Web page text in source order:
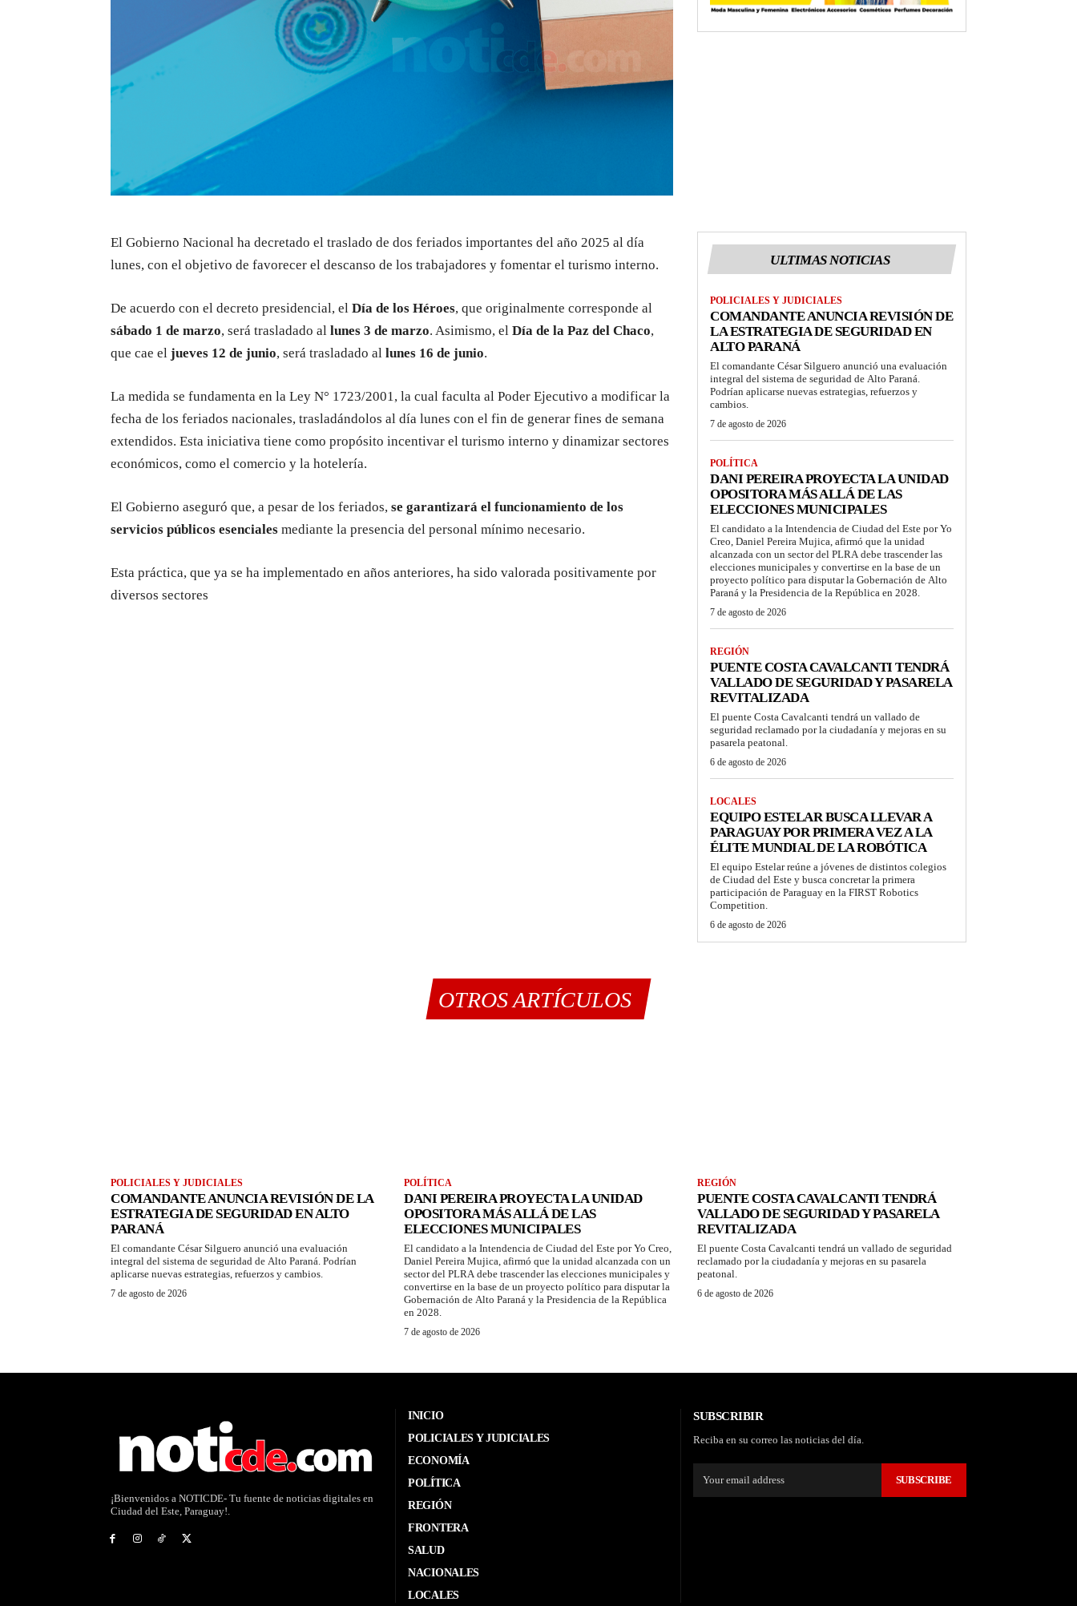
El Gobierno Nacional ha decretado el traslado de dos feriados importantes del año 2025 al día
lunes, con el objetivo de favorecer el descanso de los trabajadores y fomentar el turismo interno.
De acuerdo con el decreto presidencial, el Día de los Héroes, que originalmente corresponde al
sábado 1 de marzo, será trasladado al lunes 3 de marzo. Asimismo, el Día de la Paz del Chaco,
que cae el jueves 12 de junio, será trasladado al lunes 16 de junio.
La medida se fundamenta en la Ley N° 1723/2001, la cual faculta al Poder Ejecutivo a modificar la
fecha de los feriados nacionales, trasladándolos al día lunes con el fin de generar fines de semana
extendidos. Esta iniciativa tiene como propósito incentivar el turismo interno y dinamizar sectores
económicos, como el comercio y la hotelería.
El Gobierno aseguró que, a pesar de los feriados, se garantizará el funcionamiento de los
servicios públicos esenciales mediante la presencia del personal mínimo necesario.
Esta práctica, que ya se ha implementado en años anteriores, ha sido valorada positivamente por
diversos sectores
ULTIMAS NOTICIAS
POLICIALES Y JUDICIALES
COMANDANTE ANUNCIA REVISIÓN DE
LA ESTRATEGIA DE SEGURIDAD EN
ALTO PARANÁ
El comandante César Silguero anunció una evaluación
integral del sistema de seguridad de Alto Paraná.
Podrían aplicarse nuevas estrategias, refuerzos y
cambios.
7 de agosto de 2026
POLÍTICA
DANI PEREIRA PROYECTA LA UNIDAD
OPOSITORA MÁS ALLÁ DE LAS
ELECCIONES MUNICIPALES
El candidato a la Intendencia de Ciudad del Este por Yo
Creo, Daniel Pereira Mujica, afirmó que la unidad
alcanzada con un sector del PLRA debe trascender las
elecciones municipales y convertirse en la base de un
proyecto político para disputar la Gobernación de Alto
Paraná y la Presidencia de la República en 2028.
7 de agosto de 2026
REGIÓN
PUENTE COSTA CAVALCANTI TENDRÁ
VALLADO DE SEGURIDAD Y PASARELA
REVITALIZADA
El puente Costa Cavalcanti tendrá un vallado de
seguridad reclamado por la ciudadanía y mejoras en su
pasarela peatonal.
6 de agosto de 2026
LOCALES
EQUIPO ESTELAR BUSCA LLEVAR A
PARAGUAY POR PRIMERA VEZ A LA
ÉLITE MUNDIAL DE LA ROBÓTICA
El equipo Estelar reúne a jóvenes de distintos colegios
de Ciudad del Este y busca concretar la primera
participación de Paraguay en la FIRST Robotics
Competition.
6 de agosto de 2026
OTROS ARTÍCULOS
POLICIALES Y JUDICIALES
COMANDANTE ANUNCIA REVISIÓN DE LA
ESTRATEGIA DE SEGURIDAD EN ALTO
PARANÁ
El comandante César Silguero anunció una evaluación
integral del sistema de seguridad de Alto Paraná. Podrían
aplicarse nuevas estrategias, refuerzos y cambios.
7 de agosto de 2026
POLÍTICA
DANI PEREIRA PROYECTA LA UNIDAD
OPOSITORA MÁS ALLÁ DE LAS
ELECCIONES MUNICIPALES
El candidato a la Intendencia de Ciudad del Este por Yo Creo,
Daniel Pereira Mujica, afirmó que la unidad alcanzada con un
sector del PLRA debe trascender las elecciones municipales y
convertirse en la base de un proyecto político para disputar la
Gobernación de Alto Paraná y la Presidencia de la República
en 2028.
7 de agosto de 2026
REGIÓN
PUENTE COSTA CAVALCANTI TENDRÁ
VALLADO DE SEGURIDAD Y PASARELA
REVITALIZADA
El puente Costa Cavalcanti tendrá un vallado de seguridad
reclamado por la ciudadanía y mejoras en su pasarela
peatonal.
6 de agosto de 2026
¡Bienvenidos a NOTICDE- Tu fuente de noticias digitales en
Ciudad del Este, Paraguay!.
INICIO
POLICIALES Y JUDICIALES
ECONOMÍA
POLÍTICA
REGIÓN
FRONTERA
SALUD
NACIONALES
LOCALES
SUBSCRIBIR
Reciba en su correo las noticias del día.
SUBSCRIBE